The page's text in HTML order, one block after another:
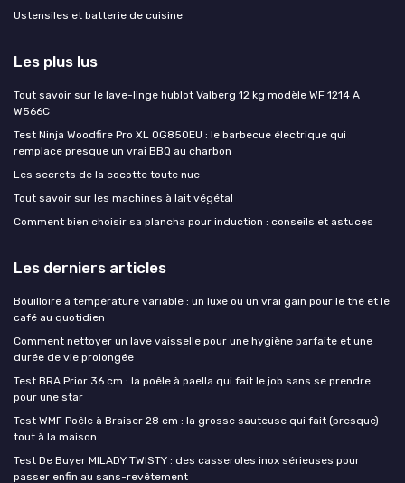
Ustensiles et batterie de cuisine
Les plus lus
Tout savoir sur le lave-linge hublot Valberg 12 kg modèle WF 1214 A
W566C
Test Ninja Woodfire Pro XL OG850EU : le barbecue électrique qui
remplace presque un vrai BBQ au charbon
Les secrets de la cocotte toute nue
Tout savoir sur les machines à lait végétal
Comment bien choisir sa plancha pour induction : conseils et astuces
Les derniers articles
Bouilloire à température variable : un luxe ou un vrai gain pour le thé et le
café au quotidien
Comment nettoyer un lave vaisselle pour une hygiène parfaite et une
durée de vie prolongée
Test BRA Prior 36 cm : la poêle à paella qui fait le job sans se prendre
pour une star
Test WMF Poêle à Braiser 28 cm : la grosse sauteuse qui fait (presque)
tout à la maison
Test De Buyer MILADY TWISTY : des casseroles inox sérieuses pour
passer enfin au sans-revêtement